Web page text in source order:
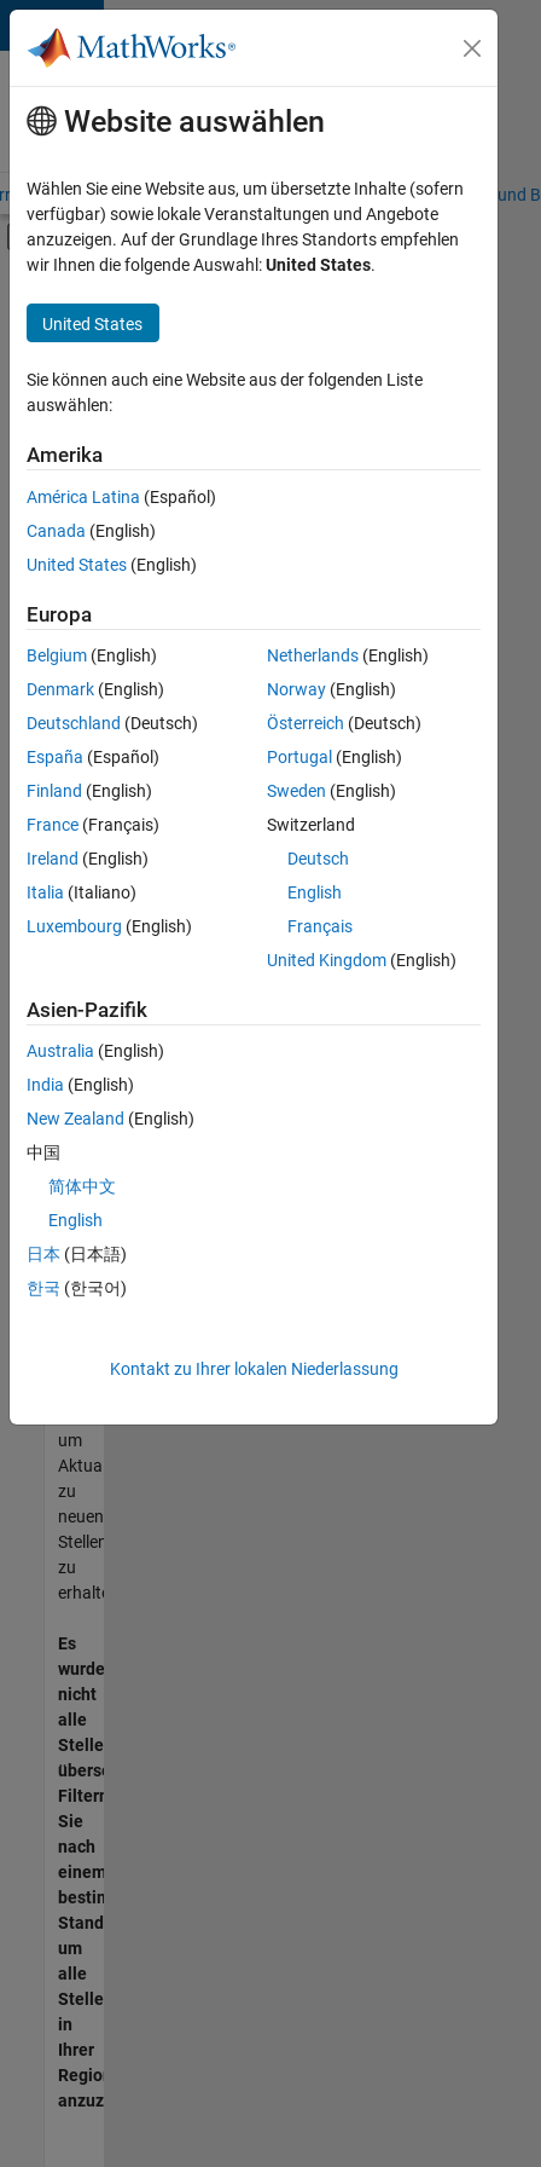
Weiter zum Inhalt
Karriere
bei
MathWorks
– Übersicht Stellensuche Niederlassungen Studierende und
Umschaltung für Off-Canvas-
Hauptinhalt
Information Technology
Commercial Sales
Education Sales
Sales Operations
Business Model Team
Human Resources
+5
Derzeit
es
keine
offenen
Stellen,
Ihren
Suchkriterien
entsprechen.
können
die
Suchkriterien
weiter
fassen
oder
alle
Stellenangebote
anzeigen .
noch
keine
offenen
Stellen
können,
die
Ihren
entsprechen,
werden
unseres
um
Aktualisierungen
zu
neuen
Stellenangeboten
zu
erhalten.
Es
wurden
nicht
alle
Stellen
übersetzt.
Filtern
Sie
nach
einem
bestimmten
Standort,
um
alle
Stellenangebote
in
Ihrer
Region
anzuzeigen.
Website auswählen
Wählen Sie eine Website aus, um übersetzte Inhalte (sofern
verfügbar) sowie lokale Veranstaltungen und Angebote
anzuzeigen. Auf der Grundlage Ihres Standorts empfehlen
wir Ihnen die folgende Auswahl:United States.
United States
Sie können auch eine Website aus der folgenden Liste
auswählen:
Amerika
América Latina (Español)
Canada (English)
United States (English)
Europa
Belgium (English)
Denmark (English)
Deutschland (Deutsch)
España (Español)
Finland (English)
France (Français)
Ireland (English)
Italia (Italiano)
Luxembourg (English)
Netherlands(English)
Norway(English)
Österreich (Deutsch)
Portugal (English)
Sweden (English)
Switzerland
Deutsch
English
Français
United Kingdom(English)
Asien-Pazifik
Australia (English)
India (English)
New Zealand (English)
中国
简体中文
English
日本 (日本語)
한국 (한국어)
Kontakt zu Ihrer lokalen Niederlassung